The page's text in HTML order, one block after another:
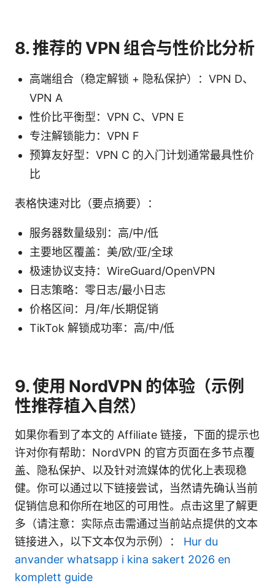
8. 推荐的 VPN 组合与性价比分析
高端组合（稳定解锁 + 隐私保护）：VPN D、
VPN A
性价比平衡型：VPN C、VPN E
专注解锁能力：VPN F
预算友好型：VPN C 的入门计划通常最具性价
比
表格快速对比（要点摘要）：
服务器数量级别：高/中/低
主要地区覆盖：美/欧/亚/全球
极速协议支持：WireGuard/OpenVPN
日志策略：零日志/最小日志
价格区间：月/年/长期促销
TikTok 解锁成功率：高/中/低
9. 使用 NordVPN 的体验（示例
性推荐植入自然）
如果你看到了本文的 Affiliate 链接，下面的提示也
许对你有帮助：NordVPN 的官方页面在多节点覆
盖、隐私保护、以及针对流媒体的优化上表现稳
健。你可以通过以下链接尝试，当然请先确认当前
促销信息和你所在地区的可用性。点击这里了解更
多（请注意：实际点击需通过当前站点提供的文本
链接进入，以下文本仅为示例）： Hur du
anvander whatsapp i kina sakert 2026 en
komplett guide